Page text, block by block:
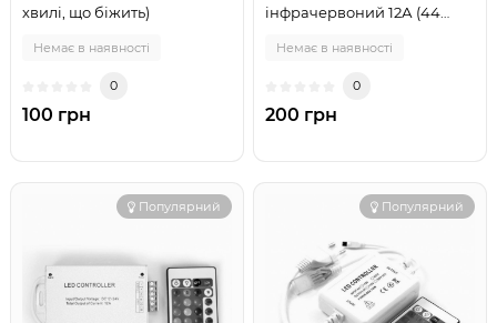
хвилі, що біжить)
Немає в наявності
0
100 грн
інфрачервоний 12А (44
Немає в наявності
0
200 грн
Популярний Популярний